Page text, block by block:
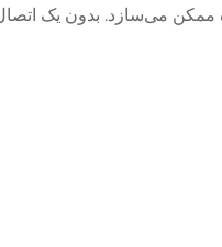
می‌سازد. بدون یک